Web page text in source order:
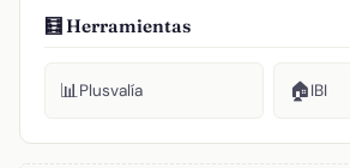
🧮 Herramientas
📊Plusvalía 🏠IBI